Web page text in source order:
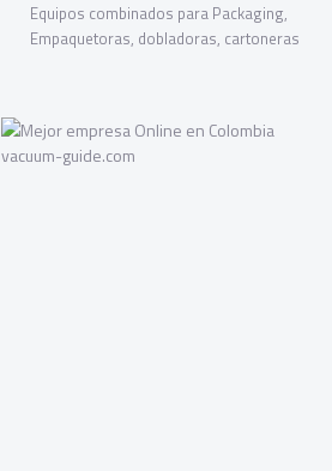
Equipos combinados para Packaging,
Empaquetoras, dobladoras, cartoneras